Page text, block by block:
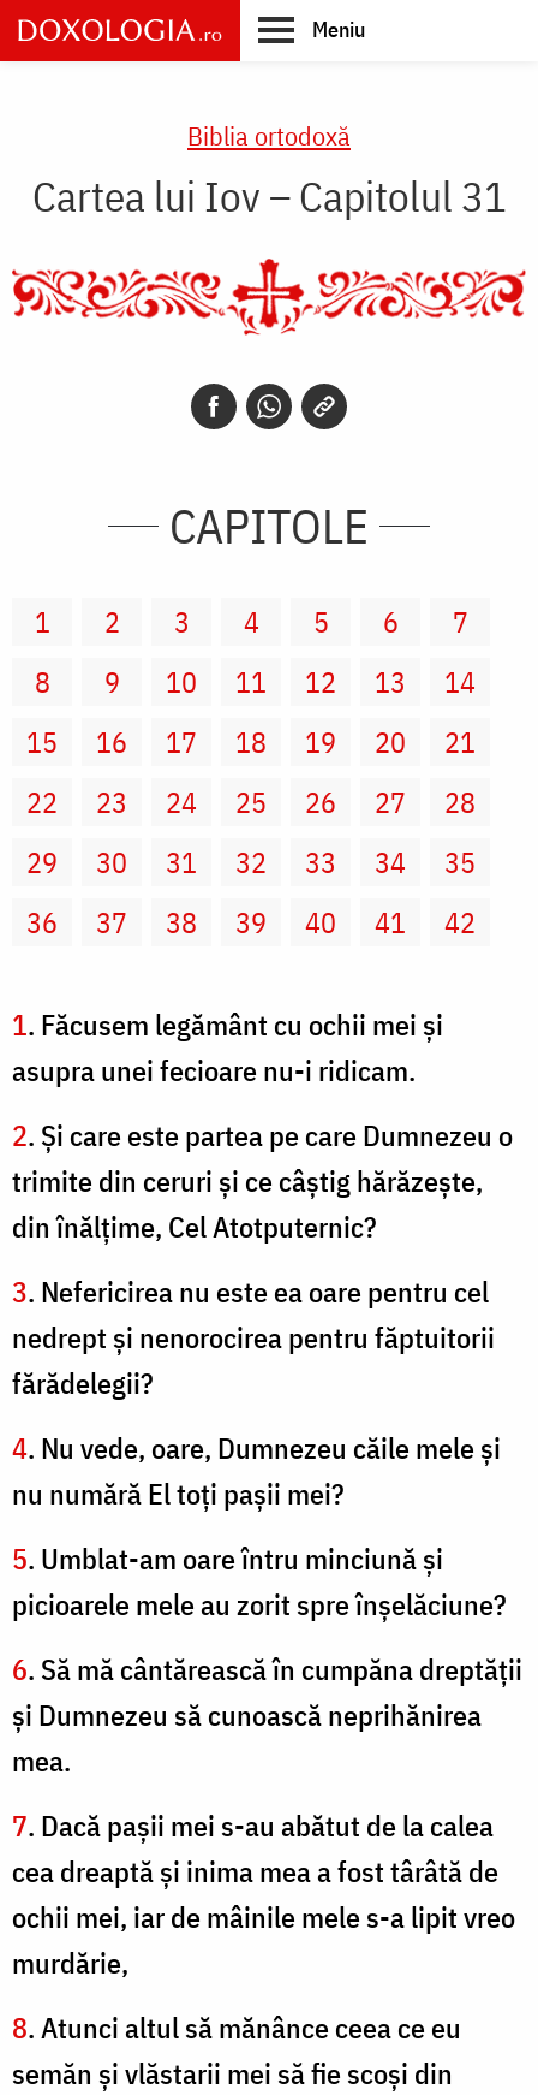
Skip
to
main
Meniu
Biblia ortodoxă
Cartea lui Iov – Capitolul 31
CAPITOLE
1 2 3 4 5 6
7
8
9 10 11 12 13
14
15
16 17 18 19 20
21
22
23 24 25 26 27
28
29
30 31 32 33 34
35
36
37 38 39 40 41 42
1. Făcusem legământ cu ochii mei şi
asupra unei fecioare nu-i ridicam.
2. Şi care este partea pe care Dumnezeu o
trimite din ceruri şi ce câştig hărăzeşte,
din înălţime, Cel Atotputernic?
3. Nefericirea nu este ea oare pentru cel
nedrept şi nenorocirea pentru făptuitorii
fărădelegii?
4. Nu vede, oare, Dumnezeu căile mele şi
nu numără El toţi paşii mei?
5. Umblat-am oare întru minciună şi
picioarele mele au zorit spre înşelăciune?
6. Să mă cântărească în cumpăna dreptăţii
şi Dumnezeu să cunoască neprihănirea
mea.
7. Dacă paşii mei s-au abătut de la calea
cea dreaptă şi inima mea a fost târâtă de
ochii mei, iar de mâinile mele s-a lipit vreo
murdărie,
8. Atunci altul să mănânce ceea ce eu
semăn şi vlăstarii mei să fie scoşi din